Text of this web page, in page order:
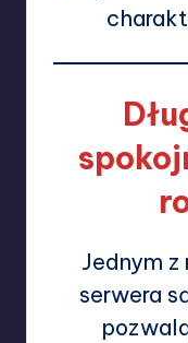
Jednym
serwera